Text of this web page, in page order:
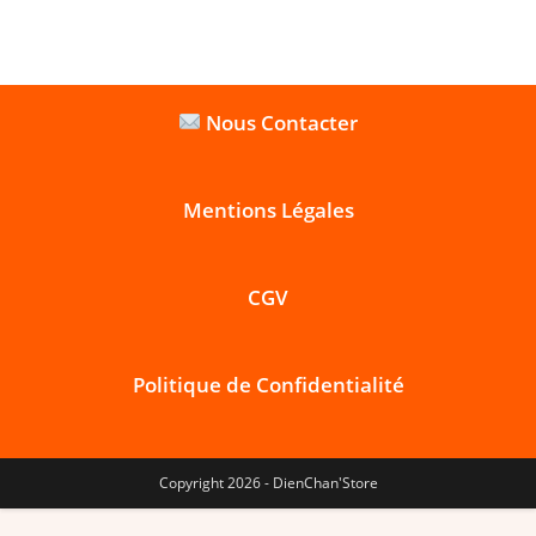
Nous Contacter
Mentions Légales
CGV
Politique de Confidentialité
Copyright 2026 - DienChan'Store